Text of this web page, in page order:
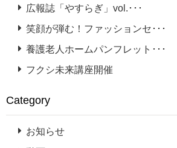
広報誌「やすらぎ」vol.･･･
笑顔が弾む！ファッションセ･･･
養護老人ホームパンフレット･･･
フクシ未来講座開催
Category
お知らせ